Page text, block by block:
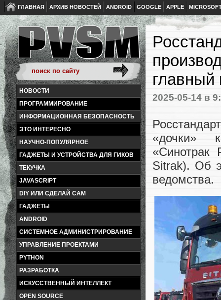
ГЛАВНАЯ АРХИВ НОВОСТЕЙ ANDROID GOOGLE APPLE
НОВОСТИ
ПРОГРАММИРОВАНИЕ
ИНФОРМАЦИОННАЯ БЕЗОПАСНОСТЬ
ЭТО ИНТЕРЕСНО
НАУЧНО-ПОПУЛЯРНОЕ
ГАДЖЕТЫ И УСТРОЙСТВА ДЛЯ ГИКОВ
ТЕКУЧКА
JAVASCRIPT
DIY ИЛИ СДЕЛАЙ САМ
ГАДЖЕТЫ
ANDROID
СИСТЕМНОЕ АДМИНИСТРИРОВАНИЕ
УПРАВЛЕНИЕ ПРОЕКТАМИ
PYTHON
РАЗРАБОТКА
ИСКУССТВЕННЫЙ ИНТЕЛЛЕКТ
OPEN SOURCE
главный
2025-05-14 в
«дочки»
Sitrak). Об
ведомства.